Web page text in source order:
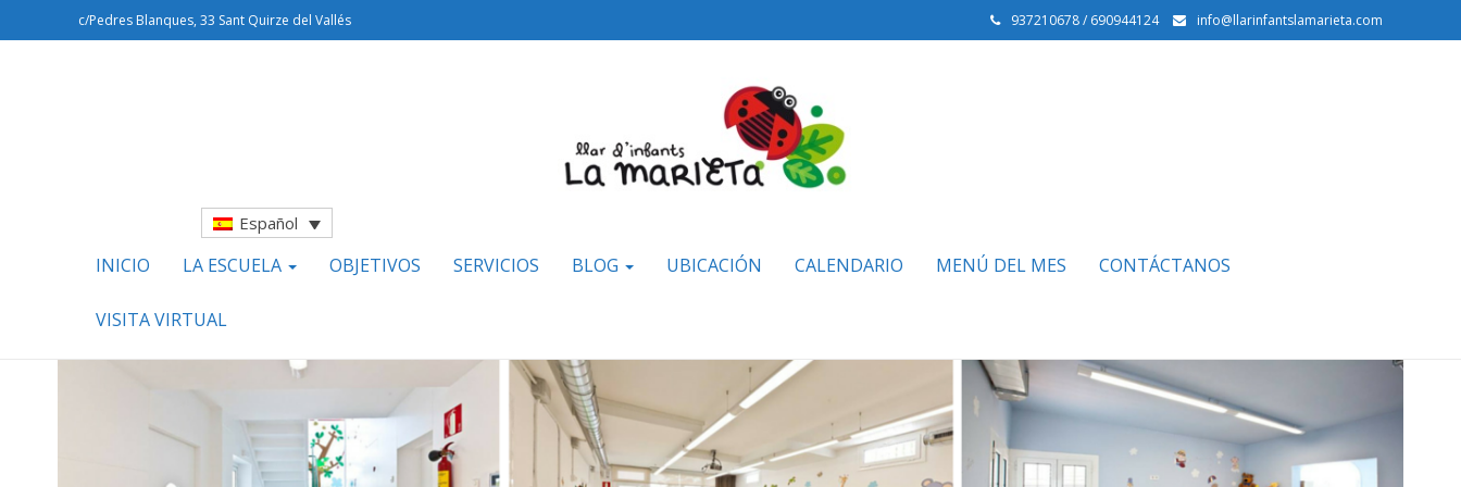
c/Pedres Blanques, 33 Sant Quirze del Vallés 937210678 / 690944124 info@llarinfantslamarieta.com
Español
INICIO LA ESCUELA OBJETIVOS SERVICIOS BLOG UBICACIÓN CALENDARIO MENÚ DEL MES CONTÁCTANOS
VISITA VIRTUAL